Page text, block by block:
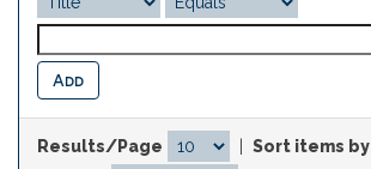
Results/Page
Sort items by